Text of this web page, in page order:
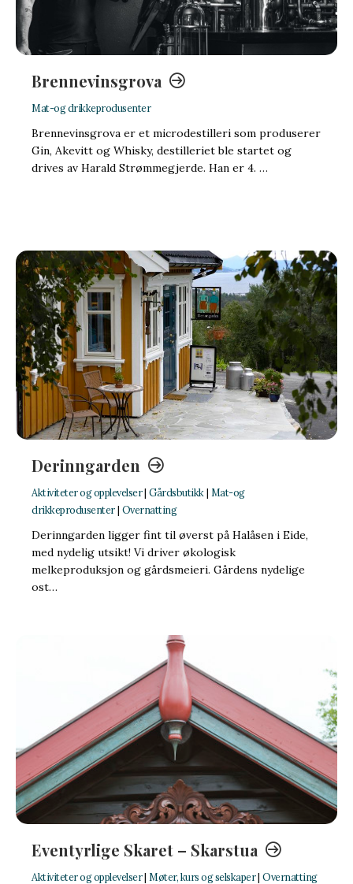
Brennevinsgrova
Mat-og drikkeprodusenter
Brennevinsgrova er et microdestilleri som produserer
Gin, Akevitt og Whisky, destilleriet ble startet og
drives av Harald Strømmegjerde. Han er 4. …
Derinngarden
Aktiviteter og opplevelser| Gårdsbutikk| Mat-og
drikkeprodusenter| Overnatting
Derinngarden ligger fint til øverst på Halåsen i Eide,
med nydelig utsikt! Vi driver økologisk
melkeproduksjon og gårdsmeieri. Gårdens nydelige
ost…
Eventyrlige Skaret – Skarstua
Aktiviteter og opplevelser| Møter, kurs og selskaper| Overnatting